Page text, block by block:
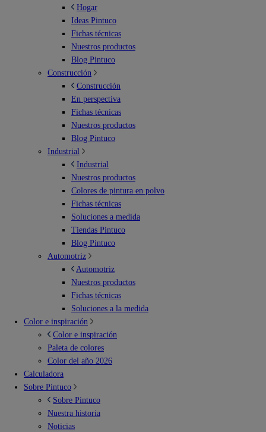
Hogar
Ideas Pintuco
Fichas técnicas
Nuestros productos
Blog Pintuco
Construcción
Construcción
En perspectiva
Fichas técnicas
Nuestros productos
Blog Pintuco
Industrial
Industrial
Nuestros productos
Colores de pintura en polvo
Fichas técnicas
Soluciones a medida
Tiendas Pintuco
Blog Pintuco
Automotriz
Automotriz
Nuestros productos
Fichas técnicas
Soluciones a la medida
Color e inspiración
Color e inspiración
Paleta de colores
Color del año 2026
Calculadora
Sobre Pintuco
Sobre Pintuco
Nuestra historia
Noticias